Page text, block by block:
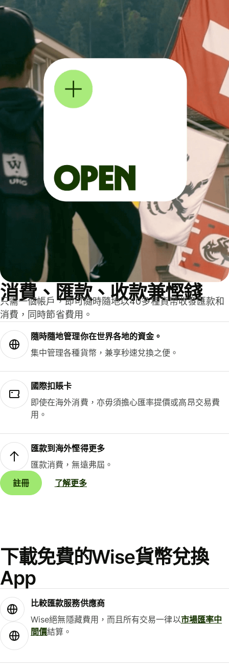
消費、匯款、收款兼慳錢
只需一個帳戶，即可隨時隨地以40多種貨幣收發匯款和
消費，同時節省費用。
隨時隨地管理你在世界各地的資金。
集中管理各種貨幣，兼享秒速兌換之便。
國際扣賬卡
即使在海外消費，亦毋須擔心匯率提價或高昂交易費
用。
匯款到海外慳得更多
匯款消費，無遠弗屆。
註冊
了解更多
下載免費的Wise貨幣兌換
App
比較匯款服務供應商
Wise絕無隱藏費用，而且所有交易一律以市場匯率中
間價結算。